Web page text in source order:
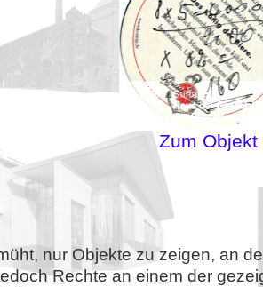
Zum Objekt
nur Objekte zu zeigen, an
Rechte an einem der